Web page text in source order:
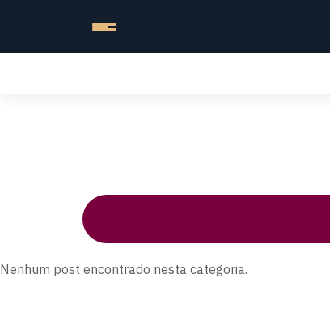
Nenhum post encontrado nesta categoria.